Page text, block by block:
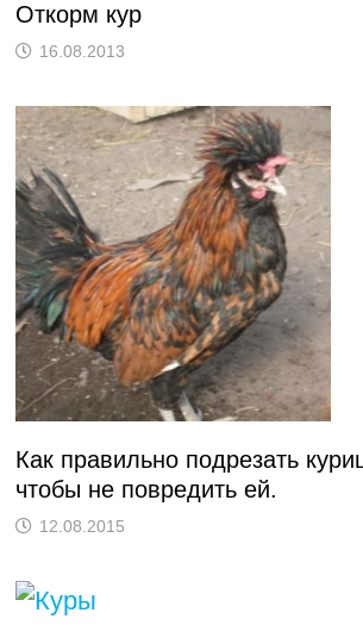
Откорм кур
16.08.2013
Как правильно подрезать
чтобы не повредить ей.
12.08.2015